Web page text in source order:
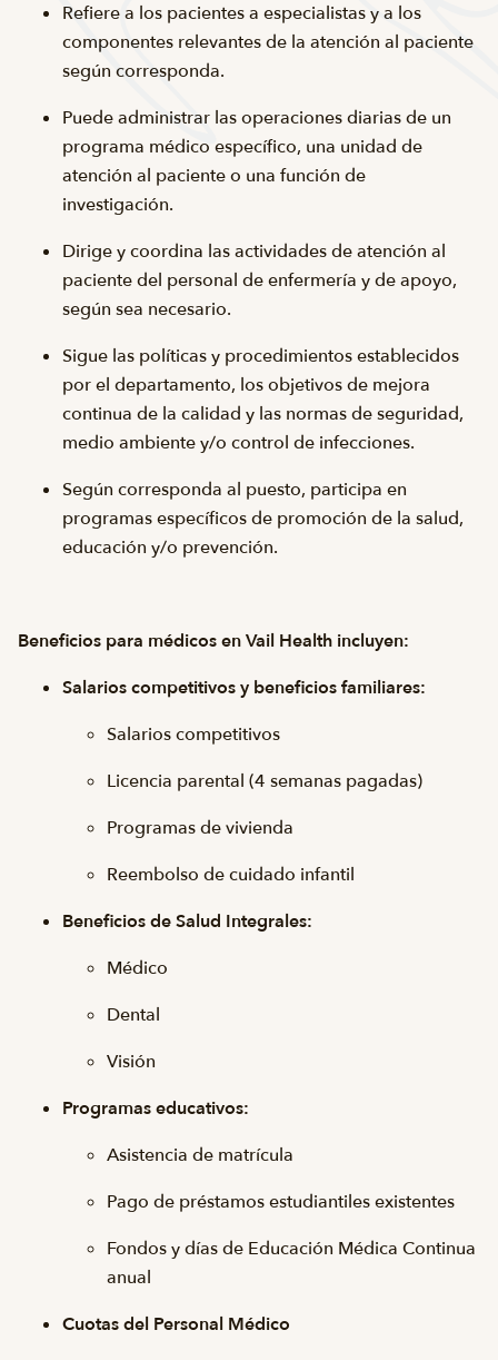
Refiere a los pacientes a especialistas y a los
componentes relevantes de la atención al paciente
según corresponda.
Puede administrar las operaciones diarias de un
programa médico específico, una unidad de
atención al paciente o una función de
investigación.
Dirige y coordina las actividades de atención al
paciente del personal de enfermería y de apoyo,
según sea necesario.
Sigue las políticas y procedimientos establecidos
por el departamento, los objetivos de mejora
continua de la calidad y las normas de seguridad,
medio ambiente y/o control de infecciones.
Según corresponda al puesto, participa en
programas específicos de promoción de la salud,
educación y/o prevención.
Beneficios para médicos en Vail Health incluyen:
Salarios competitivos y beneficios familiares:
Salarios competitivos
Licencia parental (4 semanas pagadas)
Programas de vivienda
Reembolso de cuidado infantil
Beneficios de Salud Integrales:
Médico
Dental
Visión
Programas educativos:
Asistencia de matrícula
Pago de préstamos estudiantiles existentes
Fondos y días de Educación Médica Continua
anual
Cuotas del Personal Médico